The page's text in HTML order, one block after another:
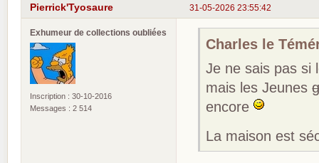
31-05-2026 23:55:42
Pierrick'Tyosaure
Exhumeur de collections oubliées
Inscription : 30-10-2016
Messages : 2 514
Charles le
Je ne sais pas si
mais les Jeunes
encore
La maison est